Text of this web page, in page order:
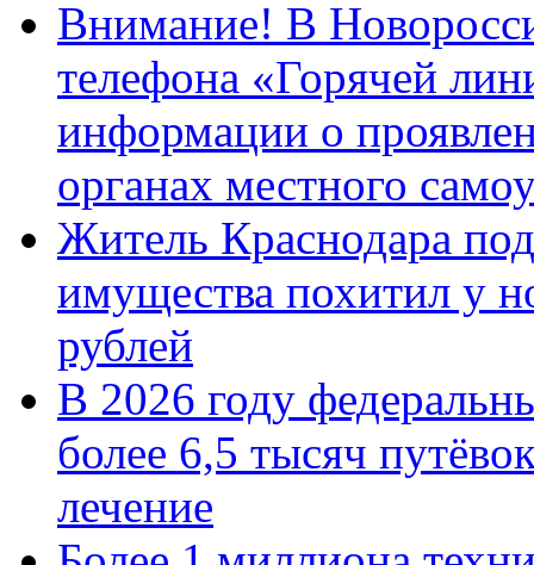
Внимание! В
телефона «Горячей
информации о
органах местного
Житель Краснодара
имущества похитил у
рублей
В 2026 году
более 6,5 тысяч
лечение